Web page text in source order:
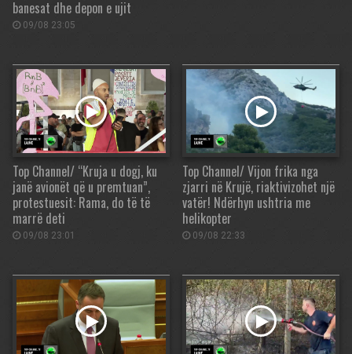
banesat dhe depon e ujit
09/08 23:05
Top Channel/ “Kruja u dogj, ku
janë avionët që u premtuan”,
protestuesit: Rama, do të të
marrë deti
09/08 23:01
Top Channel/ Vijon frika nga
zjarri në Krujë, riaktivizohet një
vatër! Ndërhyn ushtria me
helikopter
09/08 22:33